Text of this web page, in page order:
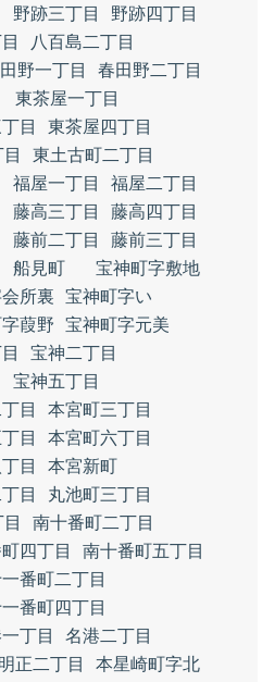
野跡三丁目
野跡四丁目
八百島二丁目
野一丁目
春田野二丁目
東茶屋一丁目
目
東茶屋四丁目
東土古町二丁目
福屋一丁目
福屋二丁目
藤高三丁目
藤高四丁目
藤前二丁目
藤前三丁目
船見町
宝神町字敷地
所裏
宝神町字い
葭野
宝神町字元美
宝神二丁目
宝神五丁目
目
本宮町三丁目
目
本宮町六丁目
目
本宮新町
目
丸池町三丁目
南十番町二丁目
四丁目
南十番町五丁目
番町二丁目
番町四丁目
丁目
名港二丁目
明正二丁目
本星崎町字北